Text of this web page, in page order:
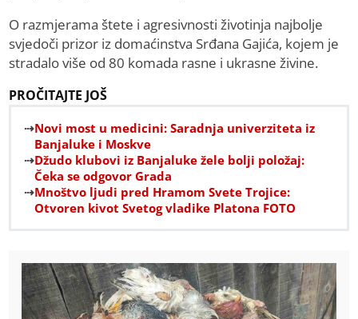
O razmjerama štete i agresivnosti životinja najbolje
svjedoči prizor iz domaćinstva Srđana Gajića, kojem je
stradalo više od 80 komada rasne i ukrasne živine.
PROČITAJTE JOŠ
Novi most u medicini: Saradnja univerziteta iz
Banjaluke i Moskve
Džudo klubovi iz Banjaluke žele bolji položaj:
Čeka se odgovor Grada
Mnoštvo ljudi pred Hramom Svete Trojice:
Otvoren kivot Svetog vladike Platona FOTO